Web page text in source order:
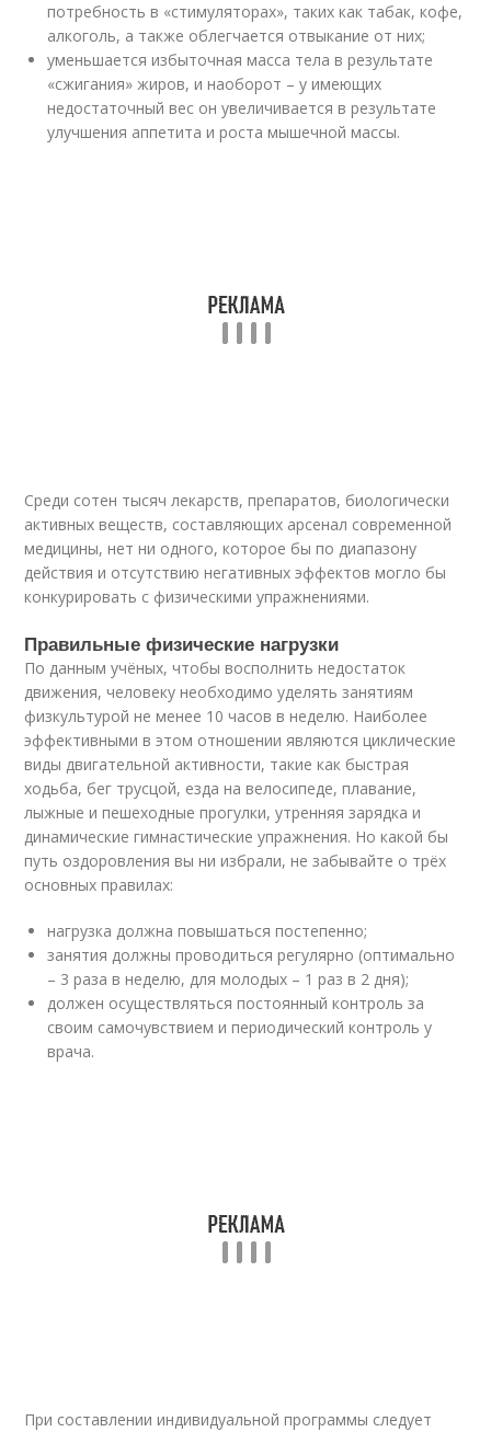
потребность в «стимуляторах», таких как табак, кофе,
алкоголь, а также облегчается отвыкание от них;
уменьшается избыточная масса тела в результате
«сжигания» жиров, и наоборот – у имеющих
недостаточный вес он увеличивается в результате
улучшения аппетита и роста мышечной массы.
Среди сотен тысяч лекарств, препаратов, биологически
активных веществ, составляющих арсенал современной
медицины, нет ни одного, которое бы по диапазону
действия и отсутствию негативных эффектов могло бы
конкурировать с физическими упражнениями.
Правильные физические нагрузки
По данным учёных, чтобы восполнить недостаток
движения, человеку необходимо уделять занятиям
физкультурой не менее 10 часов в неделю. Наиболее
эффективными в этом отношении являются циклические
виды двигательной активности, такие как быстрая
ходьба, бег трусцой, езда на велосипеде, плавание,
лыжные и пешеходные прогулки, утренняя зарядка и
динамические гимнастические упражнения. Но какой бы
путь оздоровления вы ни избрали, не забывайте о трёх
основных правилах:
нагрузка должна повышаться постепенно;
занятия должны проводиться регулярно (оптимально
– 3 раза в неделю, для молодых – 1 раз в 2 дня);
должен осуществляться постоянный контроль за
своим самочувствием и периодический контроль у
врача.
При составлении индивидуальной программы следует